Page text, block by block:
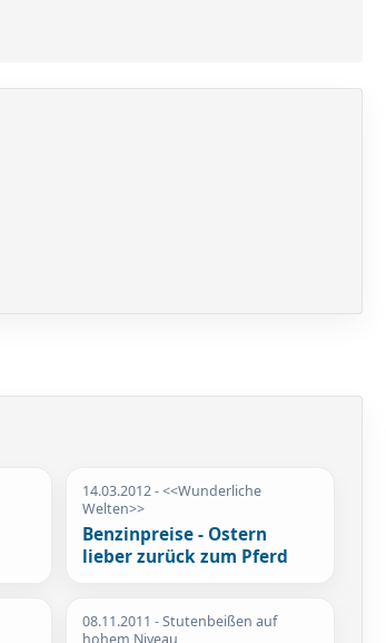
14.03.2012- <<Wunderliche
Welten>>
Benzinpreise - Ostern
lieber zurück zum Pferd
08.11.2011 - Stutenbeißen auf
hohem Niveau